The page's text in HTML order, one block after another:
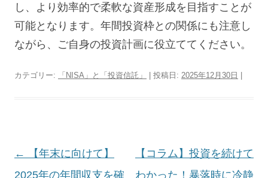
し、より効率的で柔軟な資産形成を目指すことが
可能となります。年間投資枠との関係にも注意し
ながら、ご自身の投資計画に役立ててください。
カテゴリー: 「NISA」と「投資信託」 | 投稿日: 2025年12月30日 |
投
稿
←
【年末に向けて】
2025年の年間収支を確
【コラム】投資を続けて
わかった！暴落時に冷静